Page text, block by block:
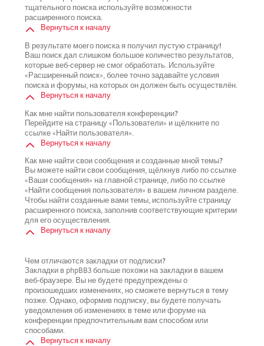
тщательного поиска используйте возможности
расширенного поиска.
Вернуться к началу
В результате моего поиска я получил пустую страницу!
Ваш поиск дал слишком большое количество результатов,
которые веб-сервер не смог обработать. Используйте
«Расширенный поиск», более точно задавайте условия
поиска и форумы, на которых он должен быть осуществлён.
Вернуться к началу
Как мне найти пользователя конференции?
Перейдите на страницу «Пользователи» и щёлкните по
ссылке «Найти пользователя».
Вернуться к началу
Как мне найти свои сообщения и созданные мной темы?
Вы можете найти свои сообщения, щёлкнув либо по ссылке
«Ваши сообщения» на главной странице, либо по ссылке
«Найти сообщения пользователя» в вашем личном разделе.
Чтобы найти созданные вами темы, используйте страницу
расширенного поиска, заполнив соответствующие критерии
для его осуществления.
Вернуться к началу
Чем отличаются закладки от подписки?
Закладки в phpBB3 больше похожи на закладки в вашем
веб-браузере. Вы не будете предупреждены о
произошедших изменениях, но сможете вернуться в тему
позже. Однако, оформив подписку, вы будете получать
уведомления об изменениях в теме или форуме на
конференции предпочтительным вам способом или
способами.
Вернуться к началу